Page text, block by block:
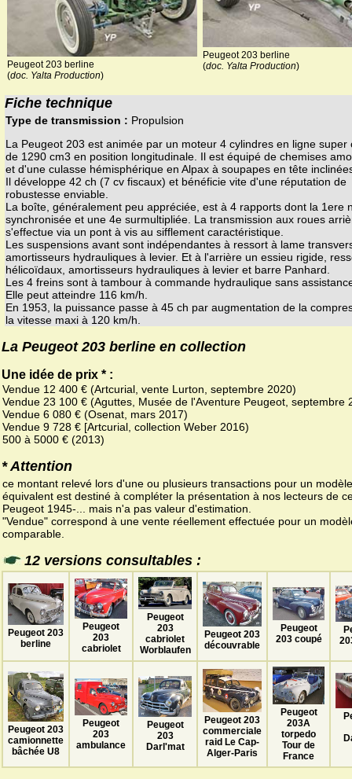
Peugeot 203 berline
(doc. Yalta Production)
Peugeot 203 berline
(doc. Yalta Production)
Fiche technique
Type de transmission : Propulsion
La Peugeot 203 est animée par un moteur 4 cylindres en ligne super
de 1290 cm3 en position longitudinale. Il est équipé de chemises
et d'une culasse hémisphérique en Alpax à soupapes en tête
Il développe 42 ch (7 cv fiscaux) et bénéficie vite d'une réputation de
robustesse enviable.
La boîte, généralement peu appréciée, est à 4 rapports dont la 1ere
synchronisée et une 4e surmultipliée. La transmission aux roues
s'effectue via un pont à vis au sifflement caractéristique.
Les suspensions avant sont indépendantes à ressort à lame
amortisseurs hydrauliques à levier. Et à l'arrière un essieu rigide,
hélicoïdaux, amortisseurs hydrauliques à levier et barre Panhard.
Les 4 freins sont à tambour à commande hydraulique sans
Elle peut atteindre 116 km/h.
En 1953, la puissance passe à 45 ch par augmentation de la
la vitesse maxi à 120 km/h.
La Peugeot 203 berline en collection
Une idée de prix * :
Vendue 12 400 € (Artcurial, vente Lurton, septembre 2020)
Vendue 23 100 € (Aguttes, Musée de l'Aventure Peugeot, septembre
Vendue 6 080 € (Osenat, mars 2017)
Vendue 9 728 € [Artcurial, collection Weber 2016)
500 à 5000 € (2013)
* Attention
ce montant relevé lors d'une ou plusieurs transactions pour un modèle
équivalent est destiné à compléter la présentation à nos lecteurs de
Peugeot 1945-... mais n'a pas valeur d'estimation.
"Vendue" correspond à une vente réellement effectuée pour un
comparable.
12 versions consultables :
Peugeot 203
berline
Peugeot
203
cabriolet
Peugeot
203
cabriolet
Worblaufen
Peugeot 203
découvrable
Peugeot
203 coupé
Peugeot 203
camionnette
bâchée U8
Peugeot
203
ambulance
Peugeot
203
Darl'mat
Peugeot 203
commerciale
raid Le Cap-
Alger-Paris
Peugeot
203A
torpedo
Tour de
France